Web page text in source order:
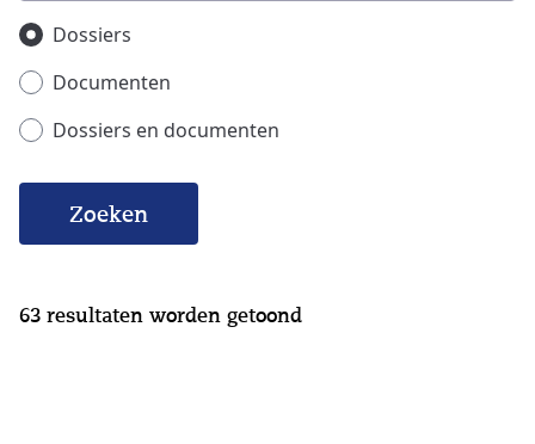
Zoeken in
Dossiers
Documenten
Dossiers en documenten
Zoeken
63 resultaten worden getoond